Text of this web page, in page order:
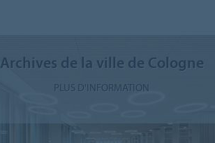
Archives de la ville de Cologne
PLUS D'INFORMATION